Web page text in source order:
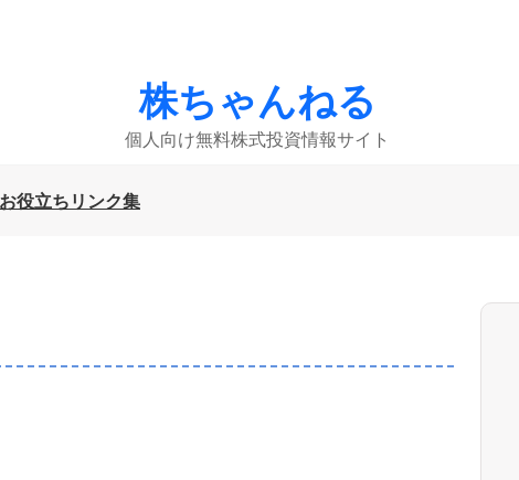
株ちゃんねる
個人向け無料株式投資情報サイト
役立ちリンク集